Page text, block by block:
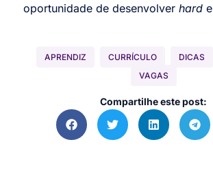
oportunidade de desenvolver hard e
APRENDIZ CURRÍCULO DICAS
VAGAS
Compartilhe este post: